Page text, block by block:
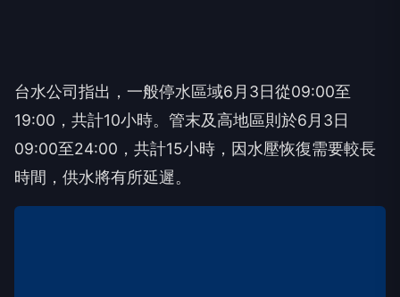
台水公司指出，一般停水區域6月3日從09:00至
19:00，共計10小時。管末及高地區則於6月3日
09:00至24:00，共計15小時，因水壓恢復需要較長
時間，供水將有所延遲。